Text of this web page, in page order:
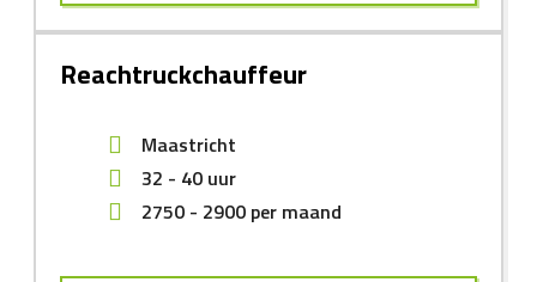
Reachtruckchauffeur
Maastricht
32 - 40 uur
2750 - 2900 per maand